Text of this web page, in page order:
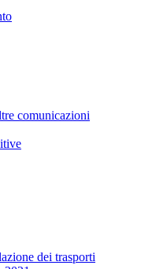
comunicazioni
dei trasporti